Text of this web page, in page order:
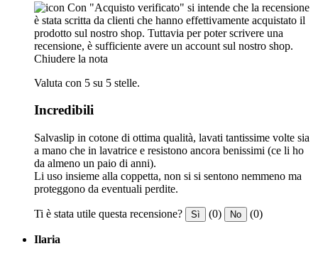
Con "Acquisto verificato" si intende che la recensione
è stata scritta da clienti che hanno effettivamente acquistato il
prodotto sul nostro shop. Tuttavia per poter scrivere una
recensione, è sufficiente avere un account sul nostro shop.
Chiudere la nota
Valuta con 5 su 5 stelle.
Incredibili
Salvaslip in cotone di ottima qualità, lavati tantissime volte sia
a mano che in lavatrice e resistono ancora benissimi (ce li ho
da almeno un paio di anni).
Li uso insieme alla coppetta, non si si sentono nemmeno ma
proteggono da eventuali perdite.
Ti è stata utile questa recensione? Sì (0) No (0)
Ilaria